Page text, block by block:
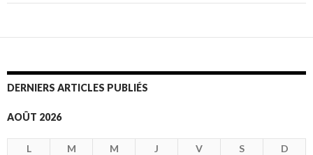
DERNIERS ARTICLES PUBLIÉS
AOÛT 2026
L M M J V S D